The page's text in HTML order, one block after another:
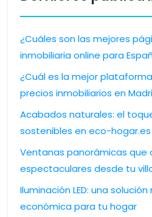
¿Cuáles son las mejores
inmobiliaria online para
¿Cuál es la mejor
precios inmobiliarios en
Acabados naturales: el
sostenibles en eco-hogar.es
Ventanas panorámicas que
espectaculares desde tu
Iluminación LED: una
económica para tu hogar